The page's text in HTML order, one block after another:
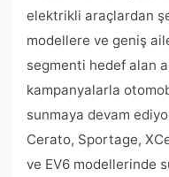
elektrikli araçlardan
modellere ve geniş
segmenti hedef alan
kampanyalarla
sunmaya devam
Cerato, Sportage,
ve EV6 modellerinde